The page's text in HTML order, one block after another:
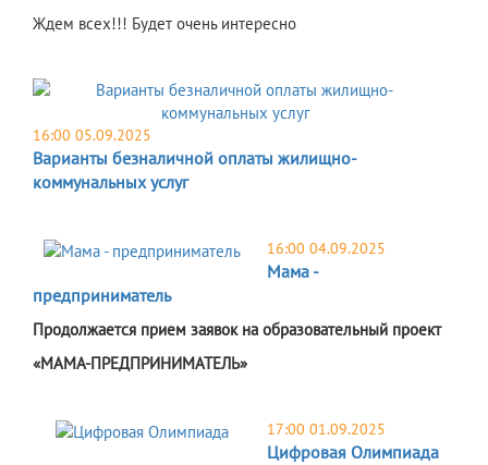
Ждем всех!!! Будет очень интересно
16:00 05.09.2025
Варианты безналичной оплаты жилищно-
коммунальных услуг
16:00 04.09.2025
Мама -
предприниматель
Продолжается прием заявок на образовательный проект
«МАМА-ПРЕДПРИНИМАТЕЛЬ»
17:00 01.09.2025
Цифровая Олимпиада